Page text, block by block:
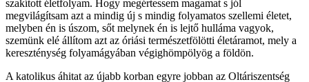
szakított életfolyam. Hogy megértessem magamat s jól
megvilágítsam azt a mindig új s mindig folyamatos szellemi életet,
melyben én is úszom, sőt melynek én is lejtő hulláma vagyok,
szemünk elé állítom azt az óriási természetfölötti életáramot, mely a
kereszténység folyamágyában végighömpölyög a földön.
A katolikus áhitat az újabb korban egyre jobban az Oltáriszentség